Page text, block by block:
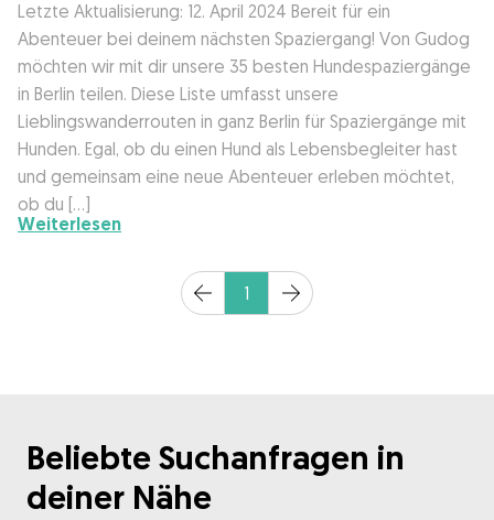
Wissenswert
Kuriositäten
Gesundheit
Was ist Gudog?
Letzte Aktualisierung: 12. April 2024 Bereit für ein
Abenteuer bei deinem nächsten Spaziergang! Von Gudog
möchten wir mit dir unsere 35 besten Hundespaziergänge
in Berlin teilen. Diese Liste umfasst unsere
Lieblingswanderrouten in ganz Berlin für Spaziergänge mit
Hunden. Egal, ob du einen Hund als Lebensbegleiter hast
und gemeinsam eine neue Abenteuer erleben möchtet,
ob du […]
Weiterlesen
1
Beliebte Suchanfragen in
deiner Nähe